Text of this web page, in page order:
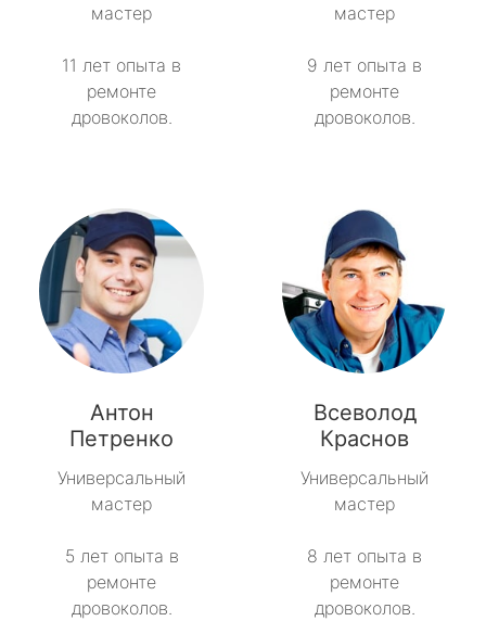
мастер
11 лет опыта в
ремонте
дровоколов.
мастер
9 лет опыта в
ремонте
дровоколов.
Антон
Петренко
Универсальный
мастер
5 лет опыта в
ремонте
дровоколов.
Всеволод
Краснов
Универсальный
мастер
8 лет опыта в
ремонте
дровоколов.